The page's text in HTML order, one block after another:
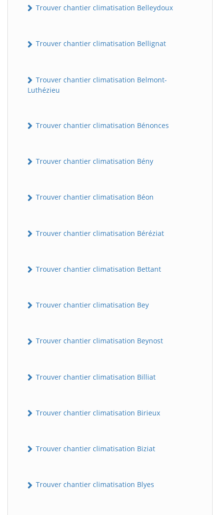
Trouver chantier climatisation Belleydoux
Trouver chantier climatisation Bellignat
Trouver chantier climatisation Belmont-
Luthézieu
Trouver chantier climatisation Bénonces
Trouver chantier climatisation Bény
Trouver chantier climatisation Béon
Trouver chantier climatisation Béréziat
Trouver chantier climatisation Bettant
Trouver chantier climatisation Bey
Trouver chantier climatisation Beynost
Trouver chantier climatisation Billiat
Trouver chantier climatisation Birieux
Trouver chantier climatisation Biziat
Trouver chantier climatisation Blyes